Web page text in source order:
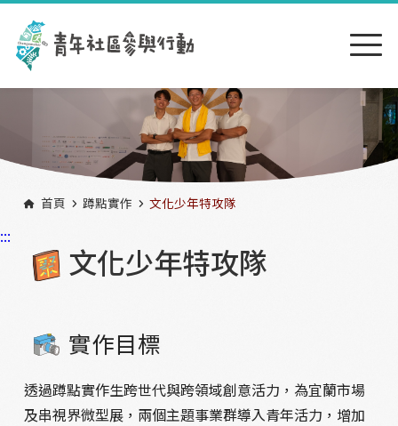
跳到主要內容區塊
首頁 蹲點實作 文化少年特攻隊
:::
文化少年特攻隊
實作目標
透過蹲點實作生跨世代與跨領域創意活力，為宜蘭市場
及串視界微型展，兩個主題事業群導入青年活力，增加